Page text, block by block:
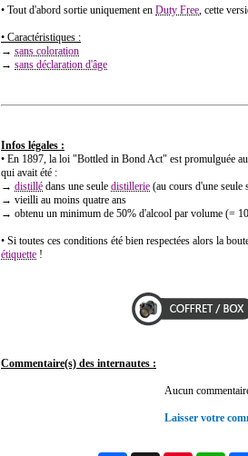
• Tout d'abord sortie uniquement en Duty Free, cette
• Caractéristiques :
→ sans coloration
→ sans déclaration d'âge
Infos légales :
• En 1897, la loi "Bottled in Bond Act" est promulguée
qui avait été :
→ distillé dans une seule distillerie (au cours d'une seule
→ vieilli au moins quatre ans
→ obtenu un minimum de 50% d'alcool par volume (=
• Si toutes ces conditions été bien respectées alors la
étiquette !
Commentaire(s) des internautes :
Aucun
Laisser votre